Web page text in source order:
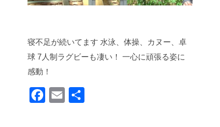
寝不足が続いてます 水泳、体操、カヌー、卓
球 7人制ラグビーも凄い！
一心に頑張る姿に
感動！
F
E